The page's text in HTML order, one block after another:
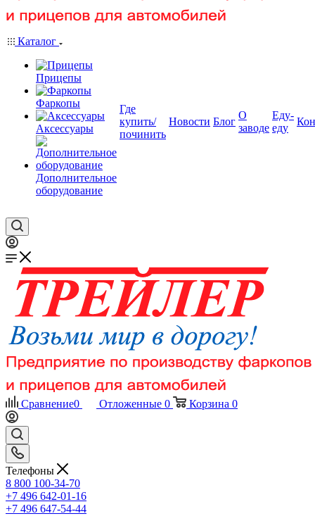
Каталог
Прицепы
Фаркопы
Аксессуары
Дополнительное
оборудование
Где
купить/
починить
Новости Блог
О
заводе
Еду-
еду
Сравнение0 Отложенные 0 Корзина 0
Телефоны
8 800 100-34-70
+7 496 642-01-16
+7 496 647-54-44